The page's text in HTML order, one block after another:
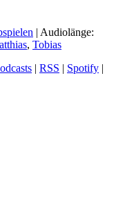
| Audiolänge:
, Tobias
| RSS | Spotify |